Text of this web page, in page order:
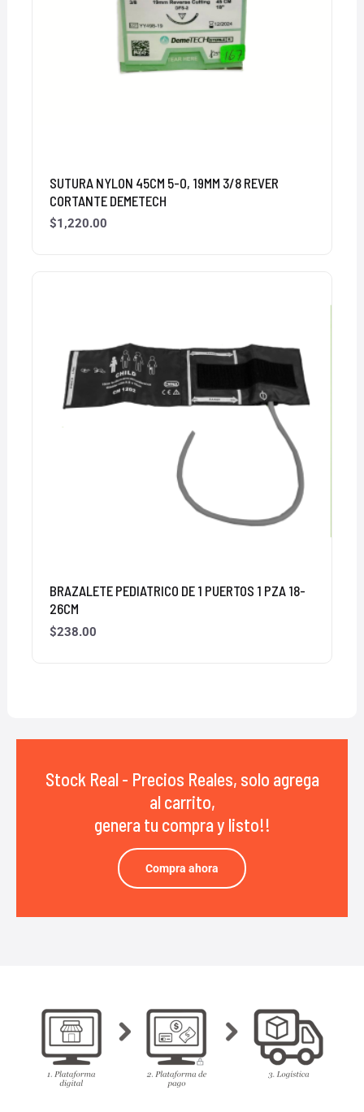
SUTURA NYLON 45CM 5-0, 19MM 3/8 REVER
CORTANTE DEMETECH
$1,220.00
BRAZALETE PEDIATRICO DE 1 PUERTOS 1 PZA 18-
26CM
$238.00
Stock Real - Precios Reales, solo agrega
al carrito,
genera tu compra y listo!!
Compra ahora